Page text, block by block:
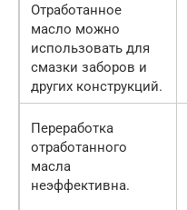
Отработанное
масло можно
использовать для
смазки заборов и
других конструкций.
Переработка
отработанного
масла
неэффективна.